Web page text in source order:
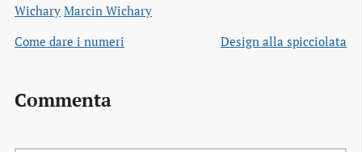
Wichary Marcin Wichary
Come dare i numeri
Design alla spicciolata
Commenta